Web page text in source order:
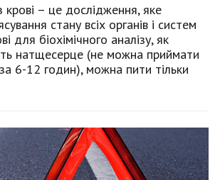
крові – це дослідження, яке
стану всіх органів і систем
для біохімічного аналізу, як
натщесерце (не можна приймати
6-12 годин), можна пити тільки